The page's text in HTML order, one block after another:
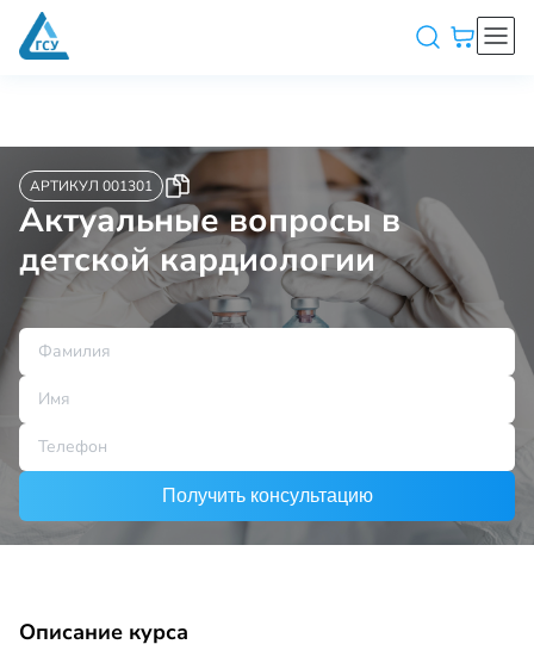
АРТИКУЛ 001301
Актуальные вопросы в
детской кардиологии
Получить консультацию
Описание курса